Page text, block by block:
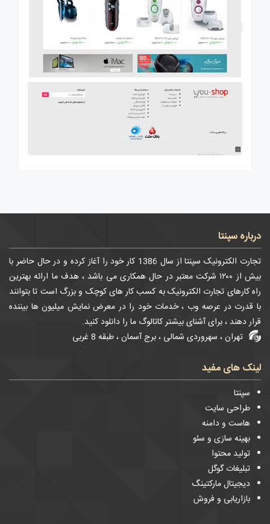
درباره سپنتا
تجارت الکترونیک سپنتا از سال 1386 کار خود را آغاز کرده و در حال حاضر با
بیش از ۱۲۰۰ شرکت معتبر در حال همکاری می باشد ، هدف ما ارائه بهترین
راه کارهای تجارت الکترونیک به کسب کار های کوچک و بزرگ است تا بتوانند
با قدرت در عرصه وب ، خدمات خود را در معرض نمایش میلیون ها بیننده
قرار دهند ، برای آشنای بیشتر کاتالوگ ما را دانلود کنید.
تهران ، سهروردی شمالی ، برج آسمان ، طبقه 8 غربی
لینک های مفید
سپنتا
طراحی سایت
هاست و دامنه
بهینه سازی و سئو
تولید محتوا
تبلیغات گوگل
دیجیتال مارکتینگ
بازاریابی و فروش